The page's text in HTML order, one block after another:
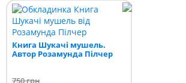
Книга Шукачі мушель.
Автор Розамунда Пілчер
750грн